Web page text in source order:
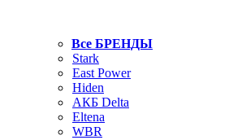
Все БРЕНДЫ
Stark
East Power
Hiden
АКБ Delta
Eltena
WBR